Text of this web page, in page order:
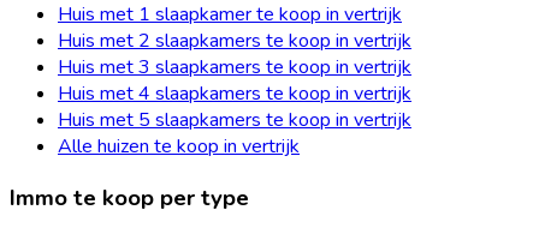
Huis met 1 slaapkamer te koop in vertrijk
Huis met 2 slaapkamers te koop in vertrijk
Huis met 3 slaapkamers te koop in vertrijk
Huis met 4 slaapkamers te koop in vertrijk
Huis met 5 slaapkamers te koop in vertrijk
Alle huizen te koop in vertrijk
Immo te koop per type